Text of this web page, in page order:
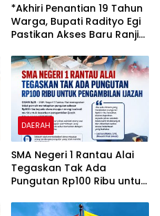
*Akhiri Penantian 19 Tahun
Warga, Bupati Radityo Egi
Pastikan Akses Baru Ranji
DAERAH
SMA Negeri 1 Rantau Alai
Tegaskan Tak Ada
Pungutan Rp100 Ribu untuk